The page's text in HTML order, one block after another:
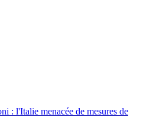
: l'Italie menacée de mesures de